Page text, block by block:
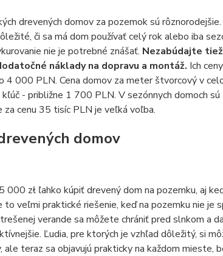
drevených domov za pozemok sú
či sa má dom používať celý rok alebo iba
nie je potrebné znášať. Nezabúdajte
náklady na dopravu a montáž. Ich
4 000 PLN. Cena domov za meter štvorcový v
kľúč - približne 1 700 PLN. V sezónnych domoch
za cenu 35 tisíc PLN je veľká voľba.
domov
000 zł ľahko kúpiť drevený dom na pozemku, aj
to veľmi praktické riešenie, keď na pozemku nie
verande sa môžete chrániť pred slnkom a
Ľudia, pre ktorých je vzhľad dôležitý, si
ale teraz sa objavujú prakticky na každom mieste,